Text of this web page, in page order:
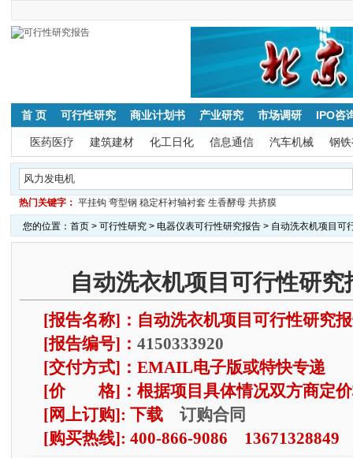
首 页 可行性研究 商业计划书 产业研究 市场调研 IPO咨
医药医疗 建筑建材 化工日化 信息通信 汽车机械 钢
热门关键字： 平挂钩 弯型钢 稳定杆衬轴衬套 生香酵母 共挤膜
您的位置： 首页> 可行性研究> 电器仪表可行性研究报告> 自动洗衣机项目可
自动洗衣机项目可行性研
[报告名称]：自动洗衣机项目可行性研究
[报告编号]： 4150333920
[交付方式]：EMAIL电子版或特快专递
[价 格]：根据项目具体情况双方商定
[网上订购]: 下载 订购合同
[购买热线]: 400-866-9086 13671328849